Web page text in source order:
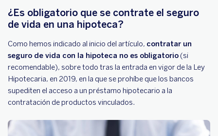
¿Es obligatorio que se contrate el seguro
de vida en una hipoteca?
Como hemos indicado al inicio del artículo, contratar un
seguro de vida con la hipoteca no es obligatorio (si
recomendable), sobre todo tras la entrada en vigor de la Ley
Hipotecaria, en 2019, en la que se prohíbe que los bancos
supediten el acceso a un préstamo hipotecario a la
contratación de productos vinculados.